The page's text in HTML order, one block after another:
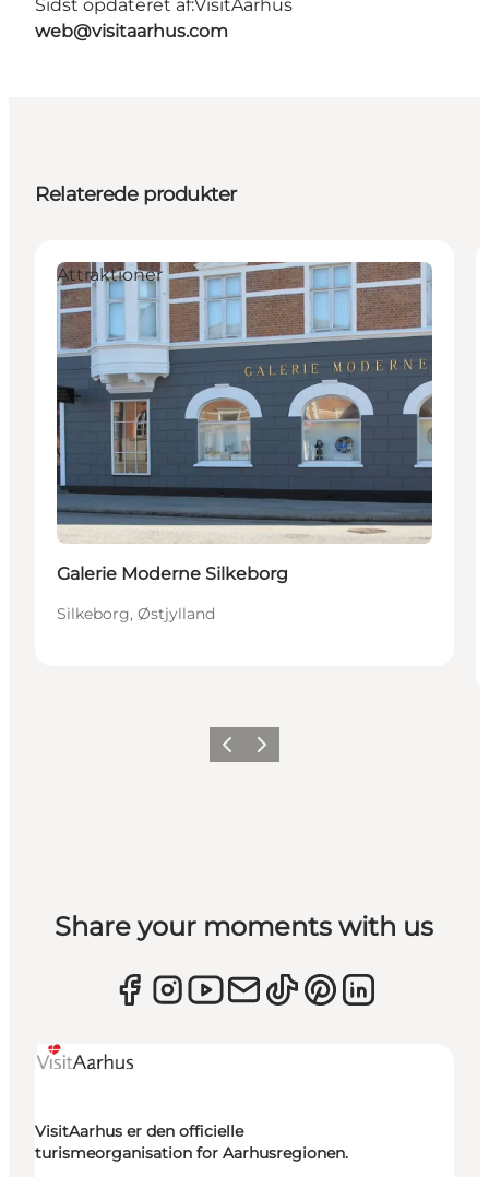
Sidst opdateret af:VisitAarhus
web@visitaarhus.com
Relaterede produkter
Attraktioner
Galerie Moderne Silkeborg
Silkeborg, Østjylland
ForrigeNæste
Share your moments with us
VisitAarhus er den officielle
turismeorganisation for Aarhusregionen.